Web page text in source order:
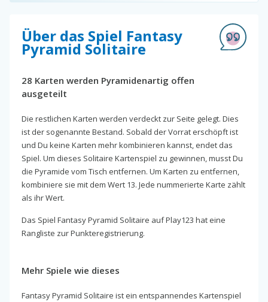
Über das Spiel Fantasy
Pyramid Solitaire
28 Karten werden Pyramidenartig offen
ausgeteilt
Die restlichen Karten werden verdeckt zur Seite gelegt. Dies
ist der sogenannte Bestand. Sobald der Vorrat erschöpft ist
und Du keine Karten mehr kombinieren kannst, endet das
Spiel. Um dieses Solitaire Kartenspiel zu gewinnen, musst Du
die Pyramide vom Tisch entfernen. Um Karten zu entfernen,
kombiniere sie mit dem Wert 13. Jede nummerierte Karte zählt
als ihr Wert.
Das Spiel Fantasy Pyramid Solitaire auf Play123 hat eine
Rangliste zur Punkteregistrierung.
Mehr Spiele wie dieses
Fantasy Pyramid Solitaire ist ein entspannendes Kartenspiel